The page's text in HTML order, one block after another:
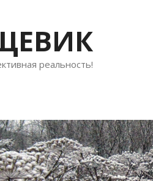
реальность!